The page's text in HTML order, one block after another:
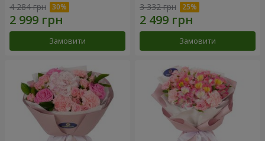
4 284 грн
Замовити
3 332 грн
Замовити